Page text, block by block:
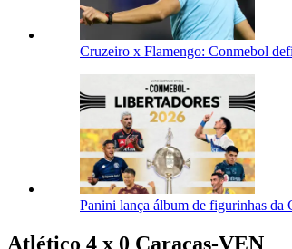
Cruzeiro x Flamengo: Conmebol
Panini lança álbum de figurinhas da
Atlético 4 x 0 Caracas-VEN